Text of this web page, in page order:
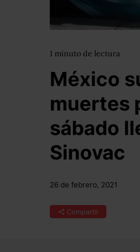
1 minuto de lectura
México
muertes
sábado
Sinovac
26 de febrero, 2021
Compartir